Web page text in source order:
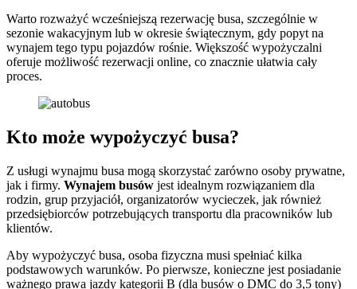
Warto rozważyć wcześniejszą rezerwację busa, szczególnie w
sezonie wakacyjnym lub w okresie świątecznym, gdy popyt na
wynajem tego typu pojazdów rośnie. Większość wypożyczalni
oferuje możliwość rezerwacji online, co znacznie ułatwia cały
proces.
Kto może wypożyczyć busa?
Z usługi wynajmu busa mogą skorzystać zarówno osoby prywatne,
jak i firmy. Wynajem busów jest idealnym rozwiązaniem dla
rodzin, grup przyjaciół, organizatorów wycieczek, jak również
przedsiębiorców potrzebujących transportu dla pracowników lub
klientów.
Aby wypożyczyć busa, osoba fizyczna musi spełniać kilka
podstawowych warunków. Po pierwsze, konieczne jest posiadanie
ważnego prawa jazdy kategorii B (dla busów o DMC do 3,5 tony)